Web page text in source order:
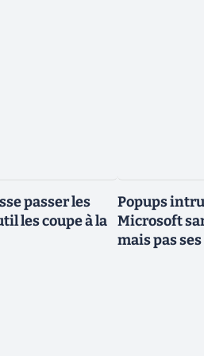
passer les
les coupe à la
Popups
Microsoft
mais pas